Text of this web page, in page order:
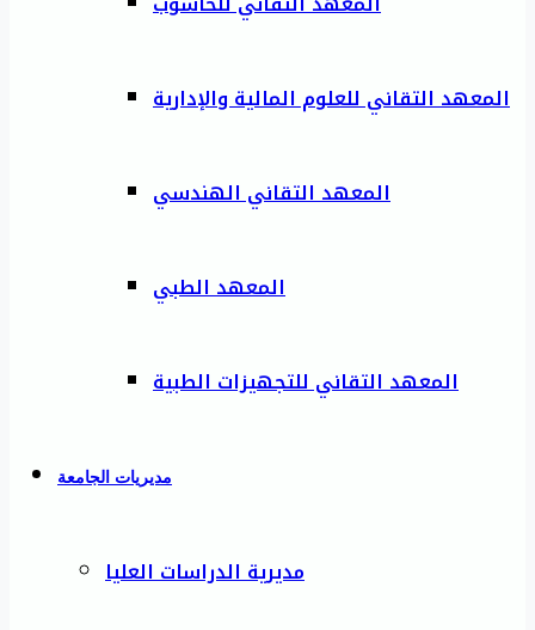
المعهد التقاني للعلوم المالية والإدارية
المعهد التقاني الهندسي
المعهد الطبي
المعهد التقاني للتجهيزات الطبية
مديريات الجامعة
مديرية الدراسات العليا